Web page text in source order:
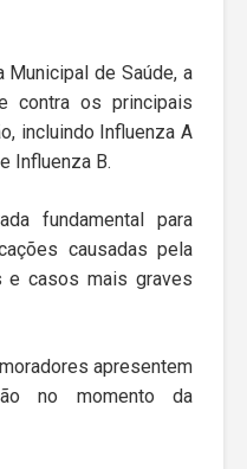
Municipal de Saúde, a
contra os principais
incluindo Influenza A
Influenza B.
fundamental para
causadas pela
e casos mais graves
apresentem
no momento da